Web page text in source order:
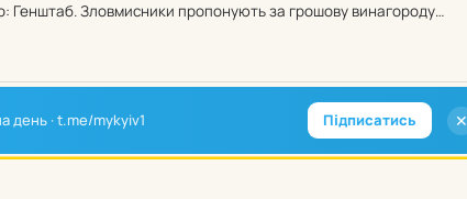
Генштаб. Зловмисники пропонують за грошову винагороду
✕
день · t.me/mykyiv1 Підписатись